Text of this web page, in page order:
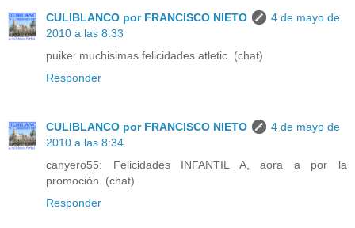
CULIBLANCO por FRANCISCO NIETO
4 de mayo de
2010 a las 8:33
puike: muchisimas felicidades atletic. (chat)
Responder
CULIBLANCO por FRANCISCO NIETO
4 de mayo de
2010 a las 8:34
canyero55: Felicidades INFANTIL A, aora a por la
promoción. (chat)
Responder